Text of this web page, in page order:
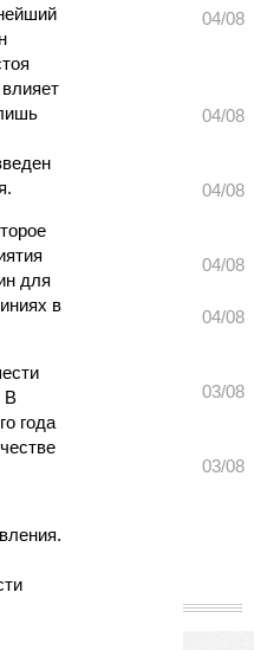
для
в
В
года
04/08
04/08
04/08
04/08
04/08
03/08
03/08
03/08